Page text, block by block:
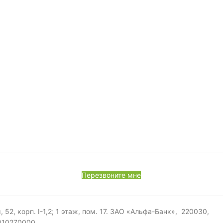
Перезвоните мне
корп. I-1,2; 1 этаж, пом. 17. ЗАО «Альфа-Банк», 220030,